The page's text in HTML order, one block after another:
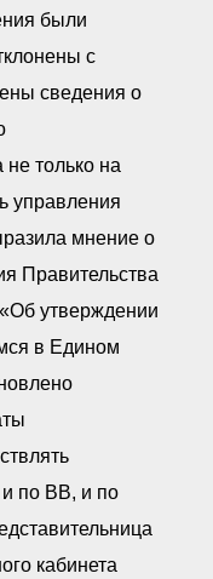
были
с
сведения о
только на
управления
мнение о
Правительства
утверждении
в Едином
и по ВВ, и по
кабинета